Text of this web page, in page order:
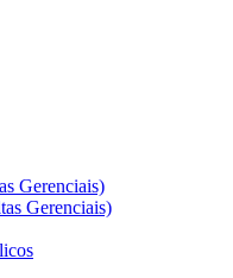
Gerenciais)
Gerenciais)